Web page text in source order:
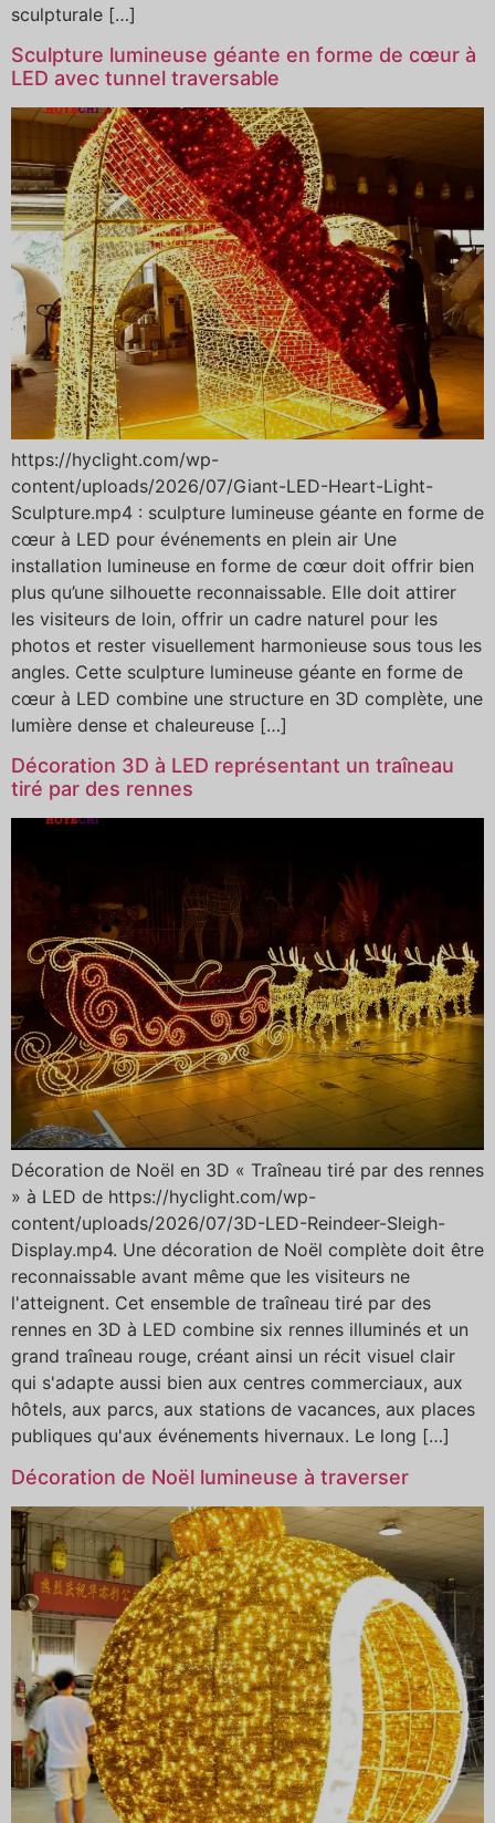
sculpturale […]
Sculpture lumineuse géante en forme de cœur à
LED avec tunnel traversable
https://hyclight.com/wp-
content/uploads/2026/07/Giant-LED-Heart-Light-
Sculpture.mp4 : sculpture lumineuse géante en forme de
cœur à LED pour événements en plein air Une
installation lumineuse en forme de cœur doit offrir bien
plus qu’une silhouette reconnaissable. Elle doit attirer
les visiteurs de loin, offrir un cadre naturel pour les
photos et rester visuellement harmonieuse sous tous les
angles. Cette sculpture lumineuse géante en forme de
cœur à LED combine une structure en 3D complète, une
lumière dense et chaleureuse […]
Décoration 3D à LED représentant un traîneau
tiré par des rennes
Décoration de Noël en 3D « Traîneau tiré par des rennes
» à LED de https://hyclight.com/wp-
content/uploads/2026/07/3D-LED-Reindeer-Sleigh-
Display.mp4. Une décoration de Noël complète doit être
reconnaissable avant même que les visiteurs ne
l'atteignent. Cet ensemble de traîneau tiré par des
rennes en 3D à LED combine six rennes illuminés et un
grand traîneau rouge, créant ainsi un récit visuel clair
qui s'adapte aussi bien aux centres commerciaux, aux
hôtels, aux parcs, aux stations de vacances, aux places
publiques qu'aux événements hivernaux. Le long […]
Décoration de Noël lumineuse à traverser